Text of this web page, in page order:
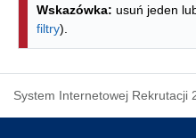
Wskazówka: usuń jeden
filtry).
System Internetowej Rekrutacji